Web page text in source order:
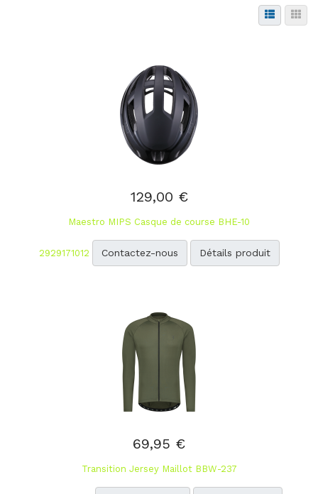
129,00 €
Maestro MIPS Casque de course BHE-10
2929171012 Contactez-nous Détails produit
69,95 €
Transition Jersey Maillot BBW-237